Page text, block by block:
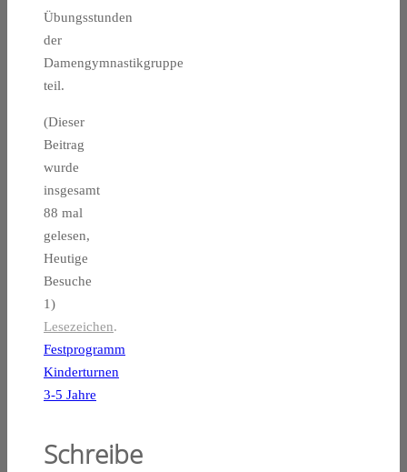
Übungsstunden
der
Damengymnastikgruppe
teil.
(Dieser
Beitrag
wurde
insgesamt
88 mal
gelesen,
Heutige
Besuche
1)
Lesezeichen.
Festprogramm
Kinderturnen
3-5 Jahre
Schreibe